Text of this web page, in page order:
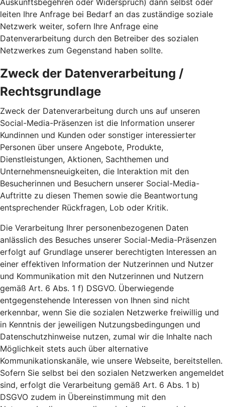
Auskunftsbegehren oder Widerspruch) dann selbst oder
leiten Ihre Anfrage bei Bedarf an das zuständige soziale
Netzwerk weiter, sofern Ihre Anfrage eine
Datenverarbeitung durch den Betreiber des sozialen
Netzwerkes zum Gegenstand haben sollte.
Zweck der Datenverarbeitung /
Rechtsgrundlage
Zweck der Datenverarbeitung durch uns auf unseren
Social-Media-Präsenzen ist die Information unserer
Kundinnen und Kunden oder sonstiger interessierter
Personen über unsere Angebote, Produkte,
Dienstleistungen, Aktionen, Sachthemen und
Unternehmensneuigkeiten, die Interaktion mit den
Besucherinnen und Besuchern unserer Social-Media-
Auftritte zu diesen Themen sowie die Beantwortung
entsprechender Rückfragen, Lob oder Kritik.
Die Verarbeitung Ihrer personenbezogenen Daten
anlässlich des Besuches unserer Social-Media-Präsenzen
erfolgt auf Grundlage unserer berechtigten Interessen an
einer effektiven Information der Nutzerinnen und Nutzer
und Kommunikation mit den Nutzerinnen und Nutzern
gemäß Art. 6 Abs. 1 f) DSGVO. Überwiegende
entgegenstehende Interessen von Ihnen sind nicht
erkennbar, wenn Sie die sozialen Netzwerke freiwillig und
in Kenntnis der jeweiligen Nutzungsbedingungen und
Datenschutzhinweise nutzen, zumal wir die Inhalte nach
Möglichkeit stets auch über alternative
Kommunikationskanäle, wie unsere Webseite, bereitstellen.
Sofern Sie selbst bei den sozialen Netzwerken angemeldet
sind, erfolgt die Verarbeitung gemäß Art. 6 Abs. 1 b)
DSGVO zudem in Übereinstimmung mit den